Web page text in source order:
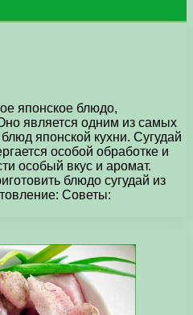
японское блюдо,
является одним из самых
японской кухни. Сугудай
особой обработке и
особый вкус и аромат.
блюдо сугудай из
Советы: